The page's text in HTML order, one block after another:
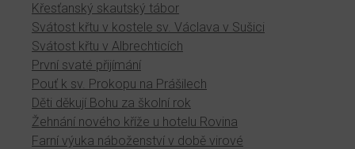
Křesťanský skautský tábor
Svátost křtu v kostele sv. Václava v Sušici
Svátost křtu v Albrechticích
První svaté přijímání
Pouť k sv. Prokopu na Prášilech
Děti děkují Bohu za školní rok
Žehnání nového kříže u hotelu Rovina
Farní výuka náboženství v době virové